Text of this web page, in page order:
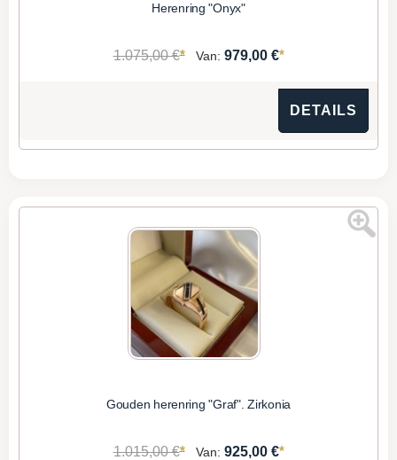
Herenring "Onyx"
1.075,00 €* Van: 979,00 €*
DETAILS
Gouden herenring "Graf". Zirkonia
1.015,00 €* Van: 925,00 €*